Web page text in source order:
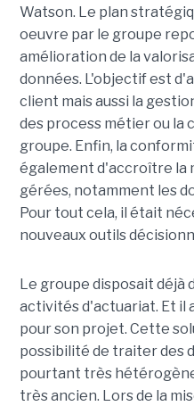
Watson. Le plan
oeuvre par le groupe
amélioration de la
données. L'objectif est
client mais aussi la
des process métier ou la
groupe. Enfin, la
également d'accroître la
gérées, notamment les
Pour tout cela, il était
nouveaux outils
Le groupe disposait déjà
activités d'actuariat. Et il
pour son projet. Cette
possibilité de traiter des
pourtant très
très ancien. Lors de la